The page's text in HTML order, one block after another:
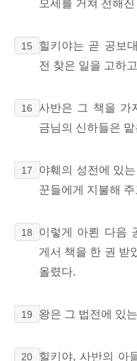
모세를 거쳐 전해
15
힐키야는 곧 공보
전 찾은 일을 고하
16
사반은 그 책을 가
금님의 신하들은
17
야훼의 성전에 있
꾼들에게 지불해
18
이렇게 아뢴 다음
게서 책을 한 권 받
올렸다.
19 왕은 그 법전에 있
20
힐키야, 사반의 아